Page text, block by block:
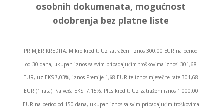
osobnih dokumenata, mogućnost
odobrenja bez platne liste
PRIMJER KREDITA: Mikro kredit: Uz zatraženi iznos 300,00 EUR na period
od 30 dana, ukupan iznos sa svim pripadajućim troškovima iznosi 301,68
EUR, uz EKS 7,03%, iznos Premije 1,68 EUR te iznos mjesečne rate 301,68
EUR (1 rata). Najveća EKS: 7,15%, Plus kredit: Uz zatraženi iznos 1.000,00
EUR na period od 150 dana, ukupan iznos sa svim pripadajućim troškovima